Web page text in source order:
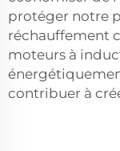
protéger notre
réchauffement
moteurs à
contribuer à